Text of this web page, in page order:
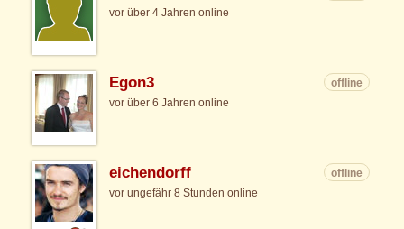
vor über 4 Jahren online
Egon3
offline
vor über 6 Jahren online
eichendorff
offline
vor ungefähr 8 Stunden online